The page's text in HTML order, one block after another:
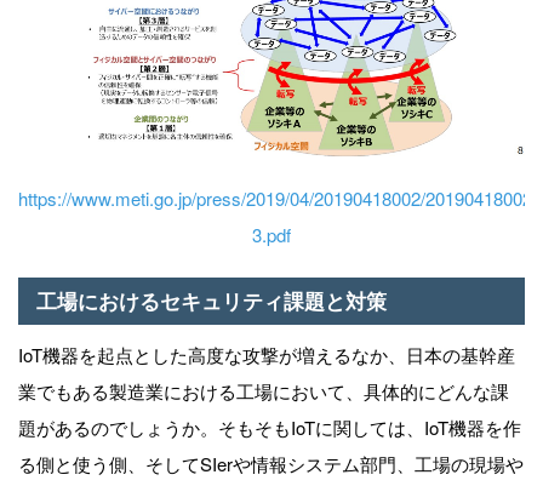
https://www.meti.go.jp/press/2019/04/20190418002/20190418002-
3.pdf
工場におけるセキュリティ課題と対策
IoT機器を起点とした高度な攻撃が増えるなか、日本の基幹産
業でもある製造業における工場において、具体的にどんな課
題があるのでしょうか。そもそもIoTに関しては、IoT機器を作
る側と使う側、そしてSIerや情報システム部門、工場の現場や